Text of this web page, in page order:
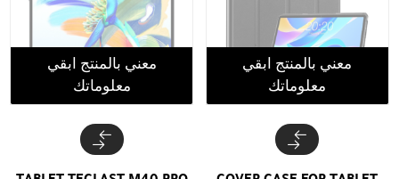
معني بالمنتج ابقي
معلوماتك
معني بالمنتج ابقي
معلوماتك